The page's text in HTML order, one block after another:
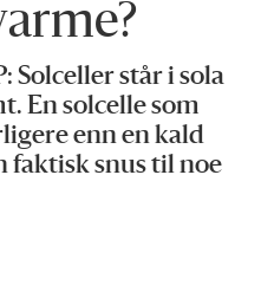
Solceller står i sola
En solcelle som
enn en kald
faktisk snus til noe